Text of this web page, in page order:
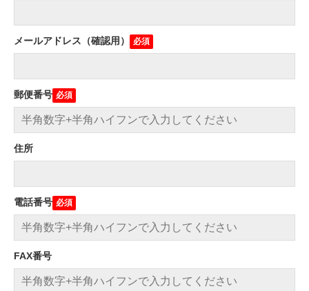
メールアドレス（確認用）
郵便番号
住所
電話番号
FAX番号